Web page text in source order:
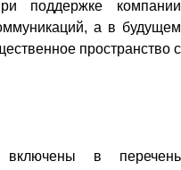
поддержке компании
а в будущем
пространство с
в перечень